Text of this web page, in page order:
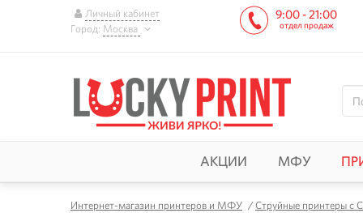
Личный кабинет
Город: Москва
9:00 - 21:00
отдел продаж
АКЦИИ МФУ
Интернет-магазин принтеров и МФУ /Струйные принтеры с